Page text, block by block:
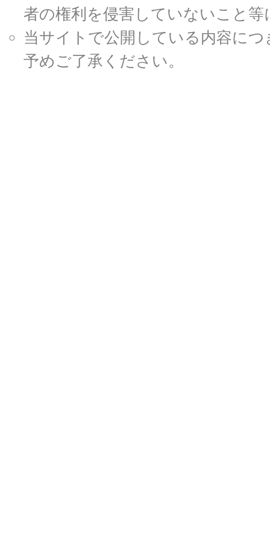
者の権利を侵害していないこと
当サイトで公開している内容に
予めご了承ください。